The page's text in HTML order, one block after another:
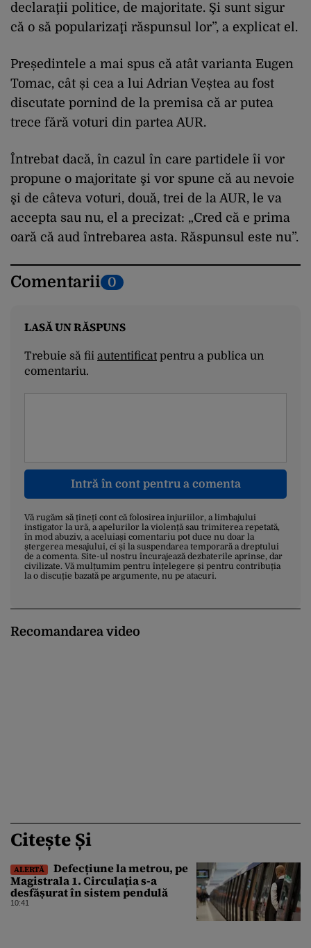
declaraţii politice, de majoritate. Şi sunt sigur
că o să popularizaţi răspunsul lor”, a explicat el.
Președintele a mai spus că atât varianta Eugen
Tomac, cât și cea a lui Adrian Veștea au fost
discutate pornind de la premisa că ar putea
trece fără voturi din partea AUR.
Întrebat dacă, în cazul în care partidele îi vor
propune o majoritate şi vor spune că au nevoie
şi de câteva voturi, două, trei de la AUR, le va
accepta sau nu, el a precizat: „Cred că e prima
oară că aud întrebarea asta. Răspunsul este nu”.
Comentarii 0
LASĂ UN RĂSPUNS
Trebuie să fii autentificatpentru a publica un
comentariu.
Intră în cont pentru a comenta
Vă rugăm să țineți cont că folosirea injuriilor, a limbajului
instigator la ură, a apelurilor la violență sau trimiterea repetată,
în mod abuziv, a aceluiași comentariu pot duce nu doar la
ștergerea mesajului, ci și la suspendarea temporară a dreptului
de a comenta. Site-ul nostru încurajează dezbaterile aprinse, dar
civilizate. Vă mulțumim pentru înțelegere și pentru contribuția
la o discuție bazată pe argumente, nu pe atacuri.
Recomandarea video
Citește Și
ALERTĂ
Defecțiune la metrou, pe
Magistrala 1. Circulația s-a
desfășurat în sistem pendulă
10:41